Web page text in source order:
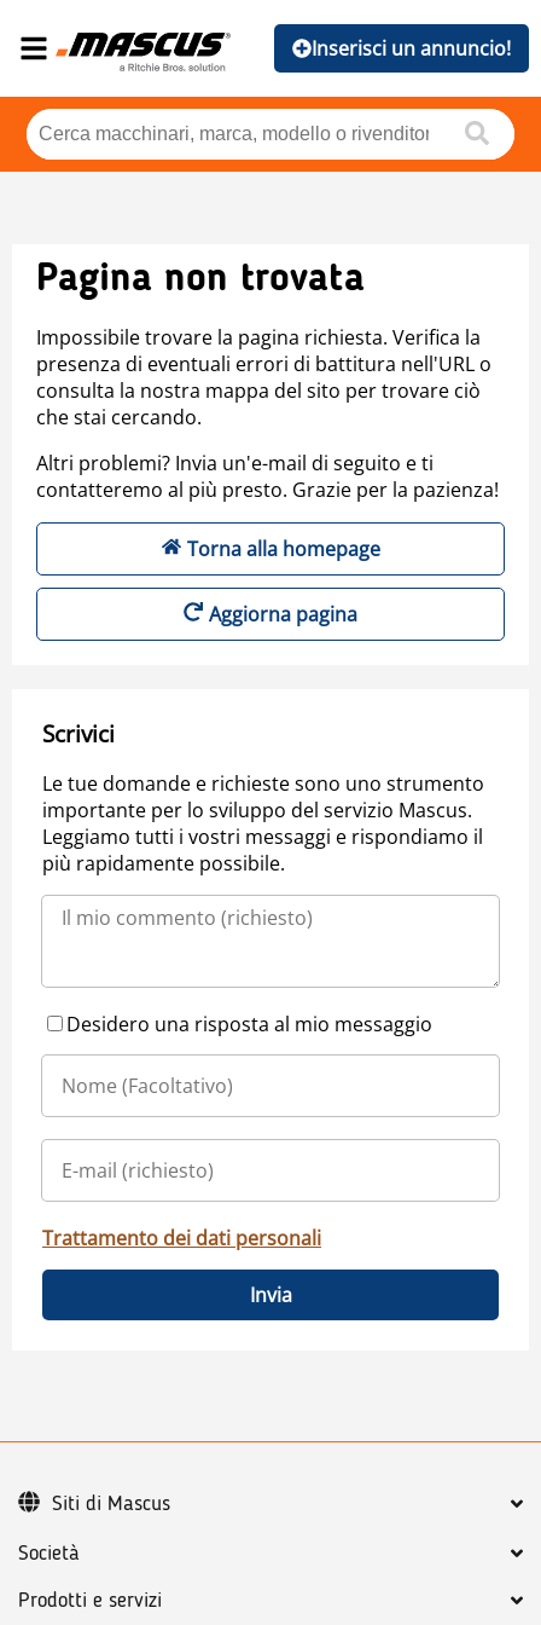
Inserisci un annuncio!
Pagina non trovata
Impossibile trovare la pagina richiesta. Verifica la
presenza di eventuali errori di battitura nell'URL o
consulta la nostra mappa del sito per trovare ciò
che stai cercando.
Altri problemi? Invia un'e-mail di seguito e ti
contatteremo al più presto. Grazie per la pazienza!
Torna alla homepage
Aggiorna pagina
Scrivici
Le tue domande e richieste sono uno strumento
importante per lo sviluppo del servizio Mascus.
Leggiamo tutti i vostri messaggi e rispondiamo il
più rapidamente possibile.
Desidero una risposta al mio messaggio
Trattamento dei dati personali
Invia
Società
Prodotti e servizi
Siti di Mascus